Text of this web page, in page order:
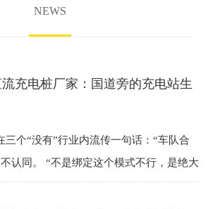
NEWS
充电桩厂家：国道旁的充电站生
三个“没有”行业内流传一句话：“车队合
认同。 “不是绑定这个模式不行，是绝大
没有保底、没有违约、没有对等。” 一